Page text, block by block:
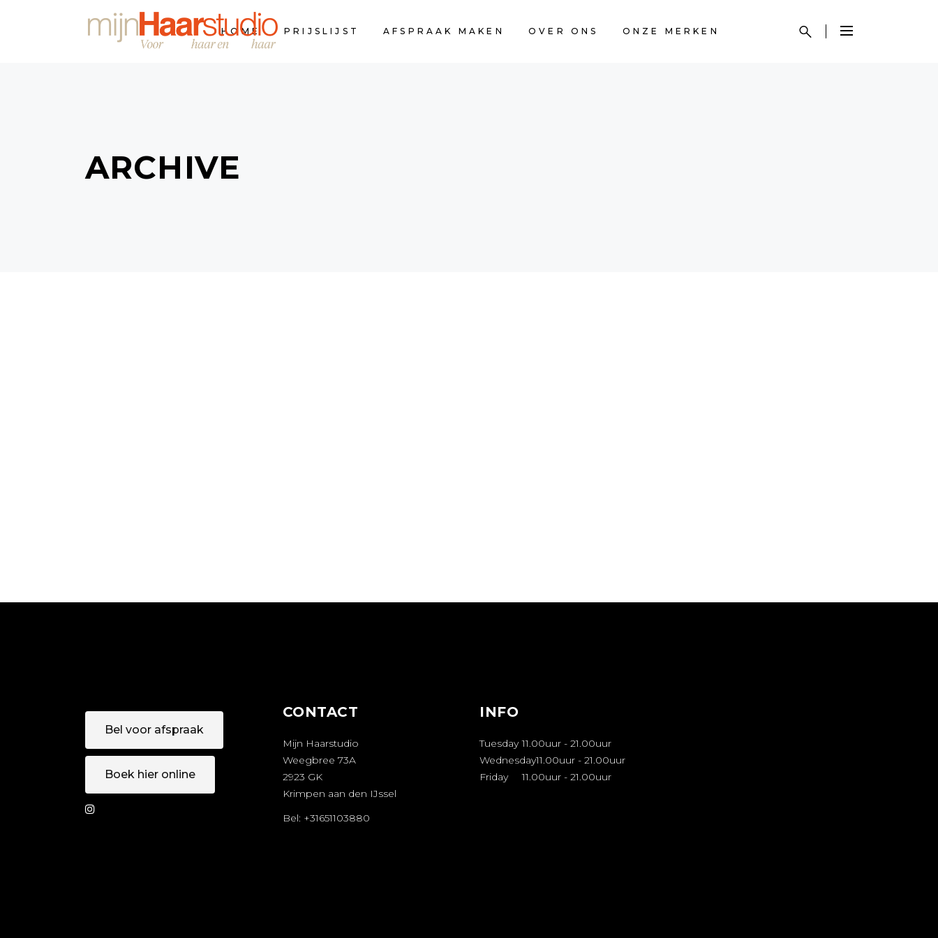
HOME PRIJSLIJST AFSPRAAK MAKEN OVER ONS ONZE MERKEN
ARCHIVE
Bel voor afspraak
Boek hier online
CONTACT
Mijn Haarstudio
Weegbree 73A
2923 GK
Krimpen aan den IJssel
Bel: +31651103880
INFO
Tuesday 11.00uur - 21.00uur
Wednesday11.00uur - 21.00uur
Friday
11.00uur - 21.00uur